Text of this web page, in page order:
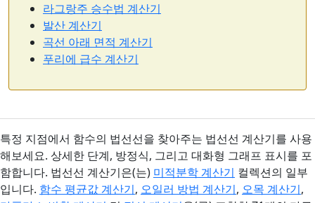
라그랑주 승수법 계산기
발산 계산기
곡선 아래 면적 계산기
푸리에 급수 계산기
특정 지점에서 함수의 법선선을 찾아주는 법선선 계산기를 사용
해보세요. 상세한 단계, 방정식, 그리고 대화형 그래프 표시를 포
함합니다. 법선선 계산기은(는) 미적분학 계산기 컬렉션의 일부
입니다. 함수 평균값 계산기, 오일러 방법 계산기, 오목 계산기,